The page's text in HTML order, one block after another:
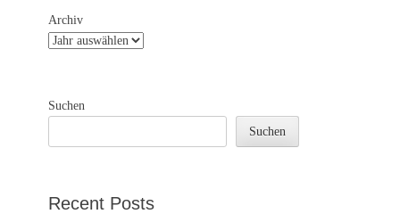
Archiv
Suchen
Suchen
Recent Posts